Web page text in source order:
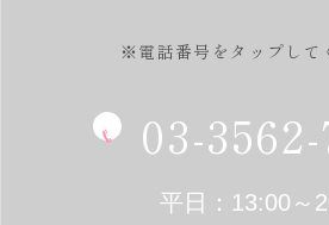
※電話番号をタップして
03-
平日：13:00～